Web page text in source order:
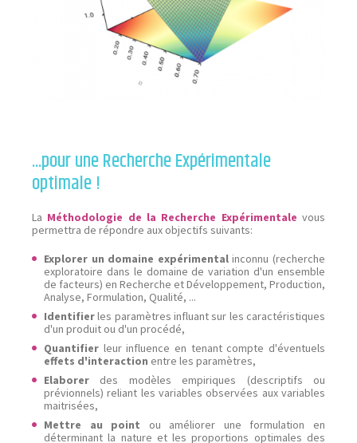
...pour une Recherche Expérimentale
optimale !
La Méthodologie de la Recherche Expérimentale vous
permettra de répondre aux objectifs suivants:
Explorer un domaine expérimentalinconnu (recherche
exploratoire dans le domaine de variation d'un ensemble
de facteurs) en Recherche et Développement, Production,
Analyse, Formulation, Qualité, ...
Identifierles paramètres influant sur les caractéristiques
d'un produit ou d'un procédé,
Quantifier leur influence en tenant compte d'éventuels
effets d'interaction entre les paramètres,
Elaborer des modèles empiriques (descriptifs ou
prévionnels) reliant les variables observées aux variables
maitrisées,
Mettre au point ou améliorer une formulation en
déterminant la nature et les proportions optimales des